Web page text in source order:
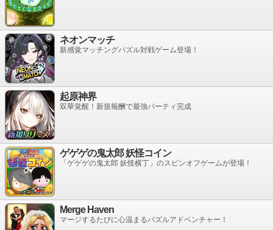
ネオンマッチ
新感覚マッチングパズル対戦ゲーム登場！
起原神界
双華覚醒！新規報酬で最強パーティ完成
ゲゲゲの鬼太郎 妖怪コイン
「ゲゲゲの鬼太郎 妖怪横丁」のスピンオフゲームが登場！
Merge Haven
マージするたびに心温まるパズルアドベンチャー！